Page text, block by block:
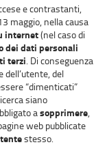
e contrastanti,
maggio, nella causa
internet(nel caso di
dei dati personali
terzi . Di conseguenza
dell’utente, del
“dimenticati”
siano
a sopprimere
web pubblicate
stesso.